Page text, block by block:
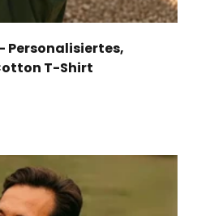
Personalisiertes,
T-Shirt